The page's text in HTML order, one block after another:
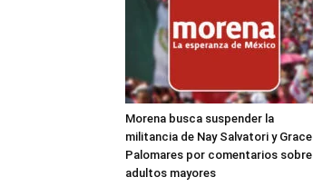
Morena busca suspender la
militancia de Nay Salvatori y Grace
Palomares por comentarios sobre
adultos mayores